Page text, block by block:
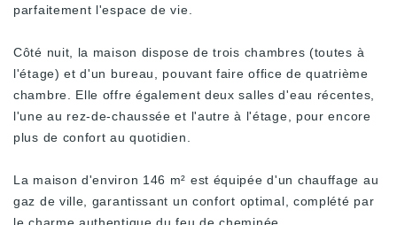
parfaitement l'espace de vie.
Côté nuit, la maison dispose de trois chambres (toutes à
l'étage) et d'un bureau, pouvant faire office de quatrième
chambre. Elle offre également deux salles d'eau récentes,
l'une au rez-de-chaussée et l'autre à l'étage, pour encore
plus de confort au quotidien.
La maison d'environ 146 m² est équipée d'un chauffage au
gaz de ville, garantissant un confort optimal, complété par